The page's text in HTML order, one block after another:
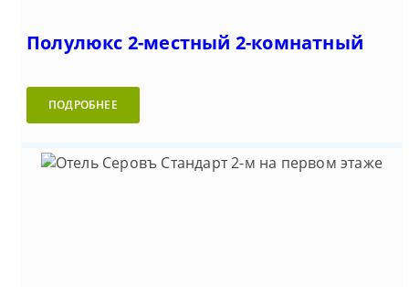
Полулюкс 2-местный 2-комнатный
ПОДРОБНЕЕ